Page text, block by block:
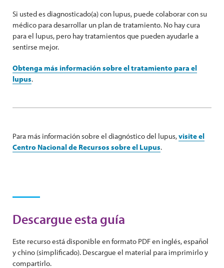
Si usted es diagnosticado(a) con lupus, puede colaborar con su
médico para desarrollar un plan de tratamiento. No hay cura
para el lupus, pero hay tratamientos que pueden ayudarle a
sentirse mejor.
Obtenga más información sobre el tratamiento para el
lupus.
Para más información sobre el diagnóstico del lupus,visite el
Centro Nacional de Recursos sobre el Lupus.
Descargue esta guía
Este recurso está disponible en formato PDF en inglés, español
y chino (simplificado). Descargue el material para imprimirlo y
compartirlo.